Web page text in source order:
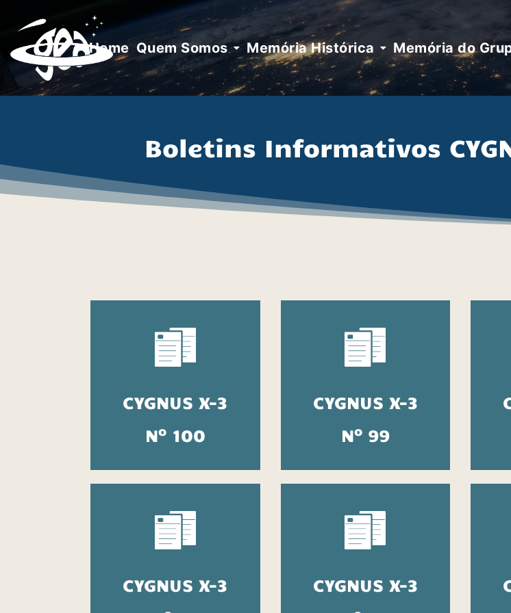
content
Home Quem Somos Memória Histórica Memória do
Boletins Informativos
CYGNUS X-3
No100
CYGNUS X-3
No99
CYGNUS X-3
CYGNUS X-3